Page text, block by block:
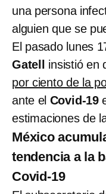
una persona
alguien que se
El pasado lunes
Gatell
insistió en
por ciento de la
ante el Covid-19
estimaciones de
México
tendencia a la
Covid-19